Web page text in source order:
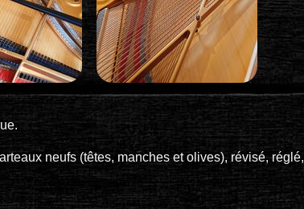
neufs (têtes, manches et olives), révisé, réglé,